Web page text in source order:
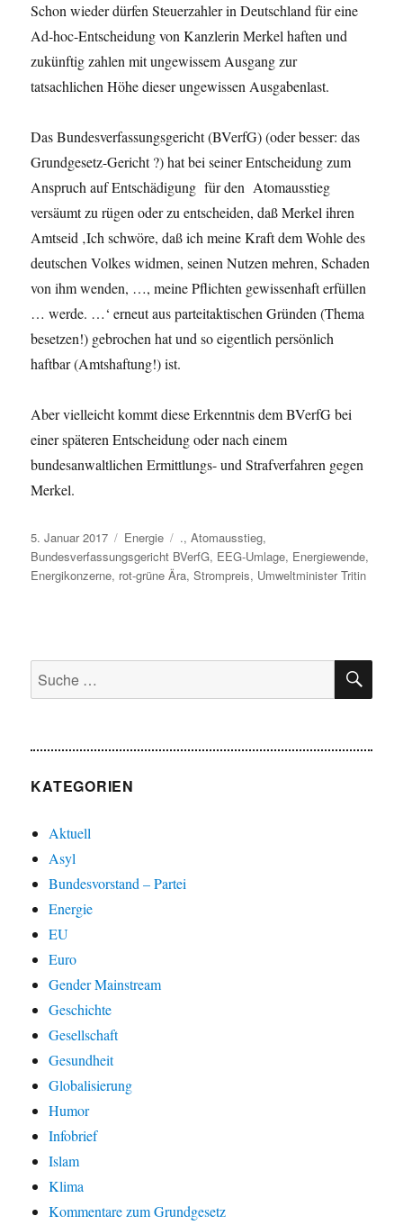
Schon wieder dürfen Steuerzahler in Deutschland für eine
Ad-hoc-Entscheidung von Kanzlerin Merkel haften und
zukünftig zahlen mit ungewissem Ausgang zur
tatsachlichen Höhe dieser ungewissen Ausgabenlast.
Das Bundesverfassungsgericht (BVerfG) (oder besser: das
Grundgesetz-Gericht ?) hat bei seiner Entscheidung zum
Anspruch auf Entschädigung für den Atomausstieg
versäumt zu rügen oder zu entscheiden, daß Merkel ihren
Amtseid ‚Ich schwöre, daß ich meine Kraft dem Wohle des
deutschen Volkes widmen, seinen Nutzen mehren, Schaden
von ihm wenden, …, meine Pflichten gewissenhaft erfüllen
… werde. …‘ erneut aus parteitaktischen Gründen (Thema
besetzen!) gebrochen hat und so eigentlich persönlich
haftbar (Amtshaftung!) ist.
Aber vielleicht kommt diese Erkenntnis dem BVerfG bei
einer späteren Entscheidung oder nach einem
bundesanwaltlichen Ermittlungs- und Strafverfahren gegen
Merkel.
Veröffentlicht
am
5. Januar 2017 Kategorien
Energie Schlagwörter
.,Atomausstieg,
Bundesverfassungsgericht BVerfG, EEG-Umlage, Energiewende,
Energikonzerne, rot-grüne Ära,Strompreis, Umweltminister Tritin
Suche
nach:
KATEGORIEN
Aktuell
Asyl
Bundesvorstand – Partei
Energie
EU
Euro
Gender Mainstream
Geschichte
Gesellschaft
Gesundheit
Globalisierung
Humor
Infobrief
Islam
Klima
Kommentare zum Grundgesetz